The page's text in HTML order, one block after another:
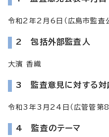
令和2年2月6日（広島市監査
2 包括外部監査人
大濱 香織
3 監査意見に対する対
令和3年3月24日（広管管第
4 監査のテーマ